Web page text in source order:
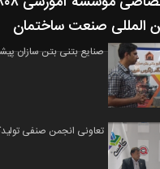
المللی صنعت ساختمان
صنایع بتنی بتن سازان
تعاونی انجمن صنفی